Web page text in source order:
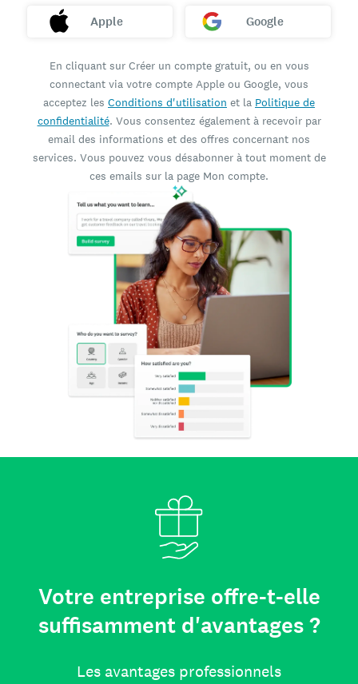
Apple Google
En cliquant sur Créer un compte gratuit, ou en vous
connectant via votre compte Apple ou Google, vous
acceptez les Conditions d'utilisation et la Politique de
confidentialité. Vous consentez également à recevoir par
email des informations et des offres concernant nos
services. Vous pouvez vous désabonner à tout moment de
ces emails sur la page Mon compte.
Votre entreprise offre-t-elle
suffisamment d'avantages ?
Les avantages professionnels